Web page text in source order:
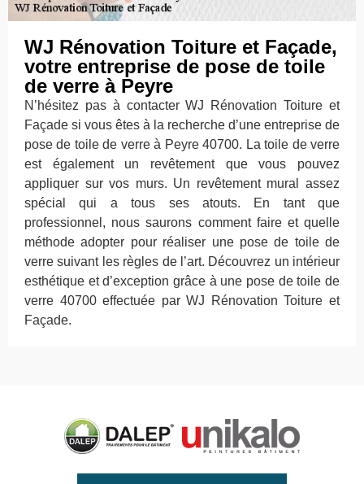
WJ Rénovation Toiture et Façade,
votre entreprise de pose de toile
de verre à Peyre
N’hésitez pas à contacter WJ Rénovation Toiture et
Façade si vous êtes à la recherche d’une entreprise de
pose de toile de verre à Peyre 40700. La toile de verre
est également un revêtement que vous pouvez
appliquer sur vos murs. Un revêtement mural assez
spécial qui a tous ses atouts. En tant que
professionnel, nous saurons comment faire et quelle
méthode adopter pour réaliser une pose de toile de
verre suivant les règles de l’art. Découvrez un intérieur
esthétique et d’exception grâce à une pose de toile de
verre 40700 effectuée par WJ Rénovation Toiture et
Façade.